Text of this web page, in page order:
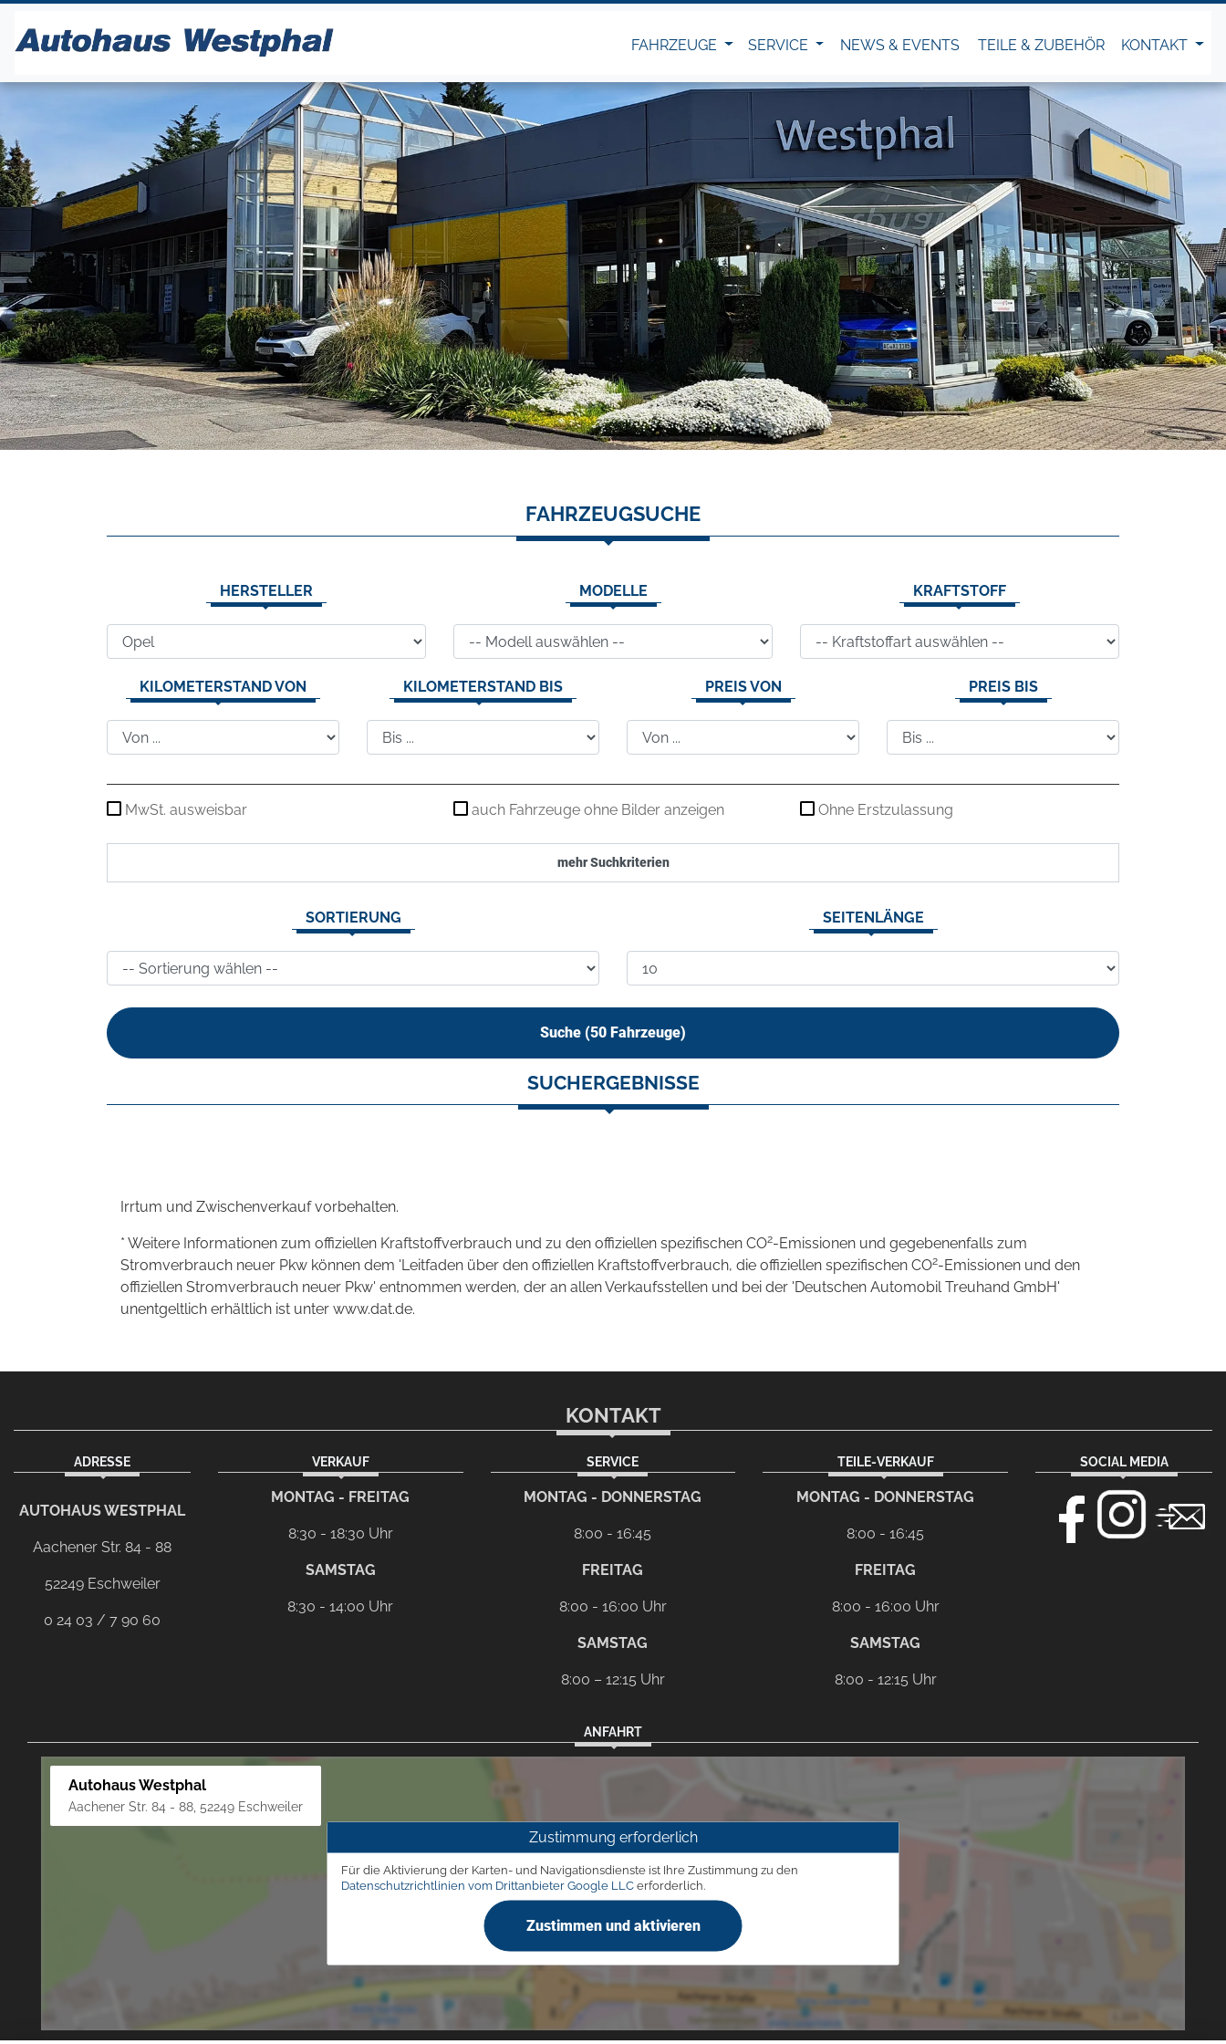
FAHRZEUGE SERVICE NEWS & EVENTS TEILE & ZUBEHÖR KONTAKT
FAHRZEUGSUCHE
HERSTELLER MODELLE KRAFTSTOFF
KILOMETERSTAND VON KILOMETERSTAND BIS PREIS VON PREIS BIS
MwSt. ausweisbar auch Fahrzeuge ohne Bilder anzeigen Ohne Erstzulassung
mehr Suchkriterien
SORTIERUNG SEITENLÄNGE
Suche (50 Fahrzeuge)
SUCHERGEBNISSE
Irrtum und Zwischenverkauf vorbehalten.
* Weitere Informationen zum offiziellen Kraftstoffverbrauch und zu den offiziellen spezifischen CO2-Emissionen und gegebenenfalls zum
Stromverbrauch neuer Pkw können dem 'Leitfaden über den offiziellen Kraftstoffverbrauch, die offiziellen spezifischen CO2-Emissionen und den
offiziellen Stromverbrauch neuer Pkw' entnommen werden, der an allen Verkaufsstellen und bei der 'Deutschen Automobil Treuhand GmbH'
unentgeltlich erhältlich ist unter www.dat.de.
KONTAKT
ADRESSE
AUTOHAUS WESTPHAL
Aachener Str. 84 - 88
52249 Eschweiler
0 24 03 / 7 90 60
VERKAUF
MONTAG - FREITAG
8:30 - 18:30 Uhr
SAMSTAG
8:30 - 14:00 Uhr
SERVICE
MONTAG - DONNERSTAG
8:00 - 16:45
FREITAG
8:00 - 16:00 Uhr
SAMSTAG
8:00 – 12:15 Uhr
TEILE-VERKAUF
MONTAG - DONNERSTAG
8:00 - 16:45
FREITAG
8:00 - 16:00 Uhr
SAMSTAG
8:00 - 12:15 Uhr
SOCIAL MEDIA
Dieser Link führt zu Ihrem eMail-Programm
ANFAHRT
Autohaus Westphal
Aachener Str. 84 - 88, 52249 Eschweiler
Zustimmung erforderlich
Für die Aktivierung der Karten- und Navigationsdienste ist Ihre Zustimmung zu den
Datenschutzrichtlinien vom Drittanbieter Google LLCerforderlich.
Zustimmen und aktivieren